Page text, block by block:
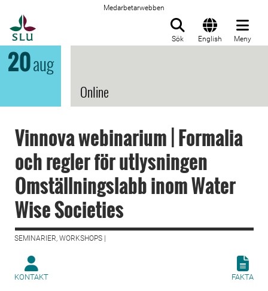
Medarbetarwebben
Sök English Meny
20aug
Online
Vinnova webinarium | Formalia
och regler för utlysningen
Omställningslabb inom Water
Wise Societies
SEMINARIER, WORKSHOPS |
KONTAKT FAKTA